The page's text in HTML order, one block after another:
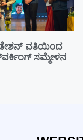
ವತಿಯಿಂದ
ಸಮ್ಮೇಳನ